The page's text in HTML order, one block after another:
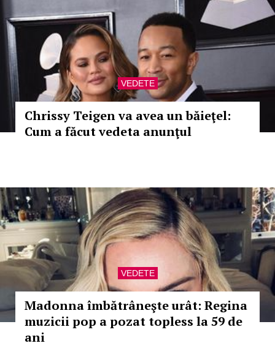
VEDETE
Chrissy Teigen va avea un băieţel:
Cum a făcut vedeta anunţul
VEDETE
Madonna îmbătrâneşte urât: Regina
muzicii pop a pozat topless la 59 de
ani